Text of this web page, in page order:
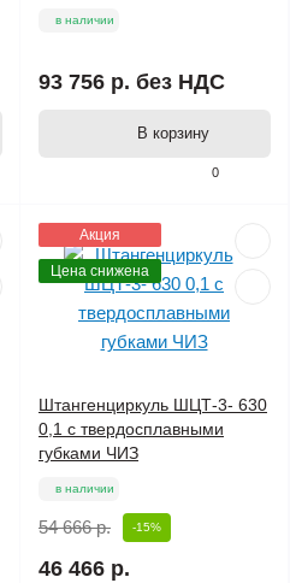
0
в наличии
93 756 р. без НДС
В корзину
Акция
Цена снижена
Штангенциркуль ШЦТ-3- 630
0,1 с твердосплавными
губками ЧИЗ
в наличии
54 666 р. -15%
46 466 р.